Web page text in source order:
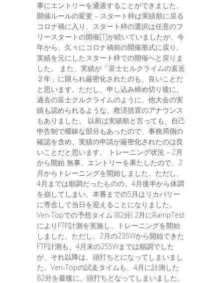
事にエントリーを通過することができました。
開催ルールの変更 – スタート枠は実績順に戻る
コロナ禍に入り、スタート枠の選択は任意のフ
リースタートの開催[1]が続いていましたが、今
年から、久々にコロナ禍前の開催形式に戻り、
実績を元にしたスタート枠での開催へと戻りま
した。 また、実績が「富士ヒルクライムの直近
２年」に限られ厳密化されたのも、良いことだ
と思います。ただし、申し込み締め切り後に、
過去の富士クルクライムのように、他大会の実
績も認められるような、救済措置のアナウンス
もありました。 以前は実績順と言っても、自己
申告制で曖昧な部分もあったので、事務局側の
確認を含め、実績の申請が厳密化されたのは良
いことだと思います。 トレーニング状況 – 2月
から開始 無事、エントリーを果たしたので、2
月からトレーニングを開始しました。ただし、
4月までは順調だったものの、4月後半から体調
を崩してしまい、本番までの5月はリカバリー
に専念して当日を迎えることになりました。
Ven-Topでの予想タイム (82分) 2月にRampTest
によりFTP計測を実施し、トレーニングを開始
しました。ただし、2月の235Wから開始できた
FTP計測も、4月末の255Wまでは順調でした
が、それ以降は、頭打ちとになってしまいまし
た。Ven-Topの試走タイムも、4月に計測した
82分を最後に、頭打ちとなってしまいました。